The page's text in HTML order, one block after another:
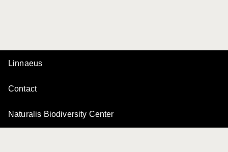
Linnaeus
Contact
Naturalis Biodiversity Center